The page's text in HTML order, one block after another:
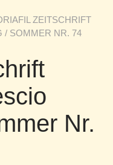
ZEITSCHRIFT
/ SOMMER NR. 74
Nr.